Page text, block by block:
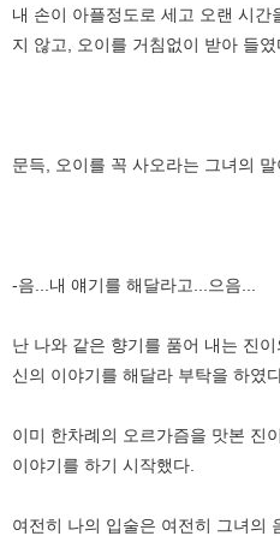
내 손이 아플정도로 세고 오랜 시간
지 않고, 오이를 거침없이 받아 들였
문득, 오이를 꼭 사오라는 그녀의 말
-음...내 얘기를 해달라고...으음...
난 나와 같은 향기를 품어 내는 진
신의 이야기를 해달라 부탁을 하였
이미 한차례의 오르가즘을 맛본 진
이야기를 하기 시작했다.
여전히 나의 입술은 여전히 그녀의